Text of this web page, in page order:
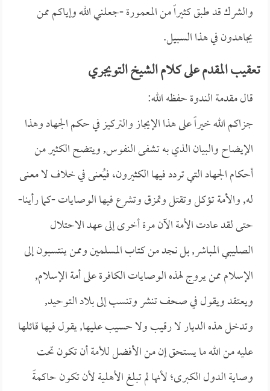
والشرك قد طبق كثيراً من المعمورة -جعلني الله وإياكم ممن
يجاهدون في هذا السبيل.
تعقيب المقدم على كلام الشيخ التويجري
قال مقدمة الندوة حفظه الله:
جزاكم الله خيراً على هذا الإيجاز والتركيز في حكم الجهاد وهذا
الإيضاح والبيان الذي به تشفى النفوس, ويتضح الكثير من
أحكام الجهاد التي تردد فيها الكثيرون، فيُعنى في خلاف لا معنى
له, والأمة تؤكل وتقتل وتمزق وتشرع فيها الوصايات -كما رأينا-
حتى لقد عادت الأمة الآن مرة أخرى إلى عهد الاحتلال
الصليبي المباشر, بل نجد من كتاب المسلمين وممن ينتسبون إلى
الإسلام ممن يروج لهذه الوصايات الكافرة على أمة الإسلام,
ويعتقد ويقول في صحف تنشر وتنسب إلى بلاد التوحيد,
وتدخل هذه الديار لا رقيب ولا حسيب عليها, يقول فيها قائلها
عليه من الله ما يستحق إن من الأفضل للأمة أن تكون تحت
وصاية الدول الكبرى؛ لأنها لم تبلغ الأهلية لأن تكون حاكمةً